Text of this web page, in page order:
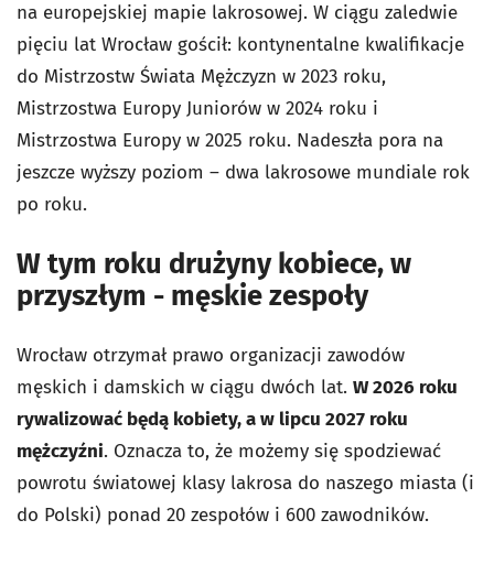
na europejskiej mapie lakrosowej. W ciągu zaledwie
pięciu lat Wrocław gościł: kontynentalne kwalifikacje
do Mistrzostw Świata Mężczyzn w 2023 roku,
Mistrzostwa Europy Juniorów w 2024 roku i
Mistrzostwa Europy w 2025 roku. Nadeszła pora na
jeszcze wyższy poziom – dwa lakrosowe mundiale rok
po roku.
W tym roku drużyny kobiece, w
przyszłym - męskie zespoły
Wrocław otrzymał prawo organizacji zawodów
męskich i damskich w ciągu dwóch lat. W 2026 roku
rywalizować będą kobiety, a w lipcu 2027 roku
mężczyźni. Oznacza to, że możemy się spodziewać
powrotu światowej klasy lakrosa do naszego miasta (i
do Polski) ponad 20 zespołów i 600 zawodników.